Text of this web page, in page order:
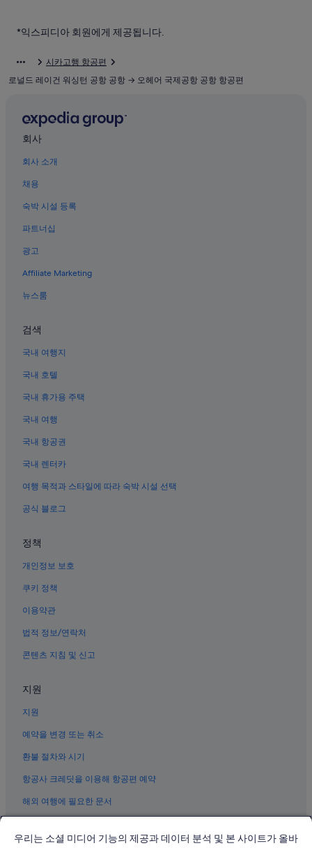
레고랜드® 디스커버리 센터 근처 호텔
로즈몬트의 모텔
시카고 패션 아웃렛 근처 호텔
데스플레인스의 호스텔
파크 리지 호텔
로즈몬트의 호스텔
리버스 카지노 근처 호텔
로즈먼트 극장 근처 호텔
로즈몬트 호텔
데스플레인스 호텔
*익스피디아 회원에게 제공됩니다.
시카고행 항공편
로널드 레이건 워싱턴 공항 공항 → 오헤어 국제공항 공항 항공편
회사
회사 소개
채용
숙박 시설 등록
파트너십
광고
Affiliate Marketing
뉴스룸
검색
국내 여행지
국내 호텔
국내 휴가용 주택
국내 여행
국내 항공권
국내 렌터카
여행 목적과 스타일에 따라 숙박 시설 선택
공식 블로그
정책
개인정보 보호
쿠키 정책
이용약관
법적 정보/연락처
콘텐츠 지침 및 신고
지원
지원
예약을 변경 또는 취소
환불 절차와 시기
항공사 크레딧을 이용해 항공편 예약
해외 여행에 필요한 문서
우리는 소셜 미디어 기능의 제공과 데이터 분석 및 본 사이트가 올바